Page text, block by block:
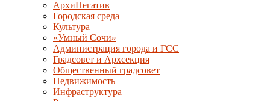
АрхиНегатив
Городская среда
Культура
«Умный Сочи»
Администрация города и ГСС
Градсовет и Архсекция
Общественный градсовет
Недвижимость
Инфраструктура